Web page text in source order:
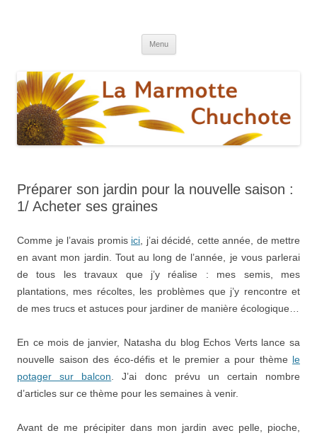
Menu
Préparer son jardin pour la nouvelle saison :
1/ Acheter ses graines
Comme je l’avais promis ici , j’ai décidé, cette année, de mettre
en avant mon jardin. Tout au long de l’année, je vous parlerai
de tous les travaux que j’y réalise : mes semis, mes
plantations, mes récoltes, les problèmes que j’y rencontre et
de mes trucs et astuces pour jardiner de manière écologique…
En ce mois de janvier, Natasha du blog Echos Verts lance sa
nouvelle saison des éco-défis et le premier a pour thème le
potager sur balcon . J’ai donc prévu un certain nombre
d’articles sur ce thème pour les semaines à venir.
Avant de me précipiter dans mon jardin avec pelle, pioche,